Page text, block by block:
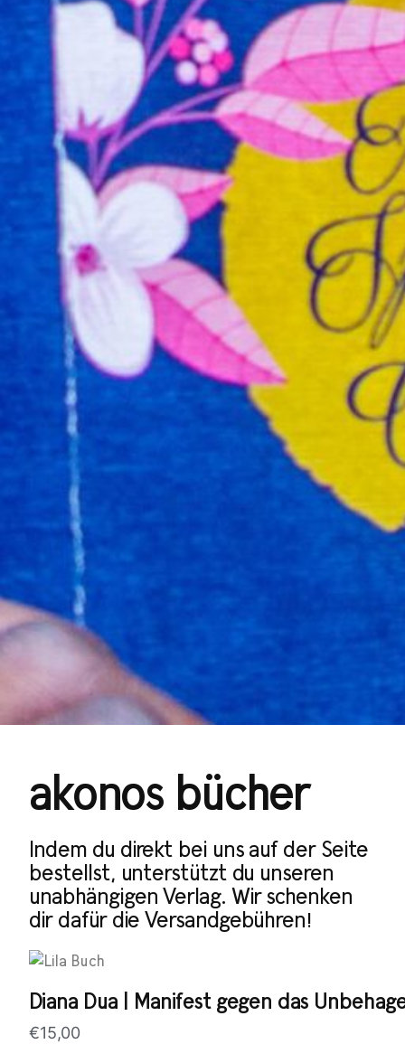
akonos bücher
Indem du direkt bei uns auf der Seite
bestellst, unterstützt du unseren
unabhängigen Verlag. Wir schenken
dir dafür die Versandgebühren!
Diana Dua | Manifest gegen das
€15,00